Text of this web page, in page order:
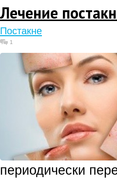
Лечение
Постакне
1
периодически